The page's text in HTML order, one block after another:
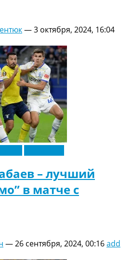
—3 октября, 2024, 16:04
– лучший
в матче с
—26 сентября, 2024, 00:16add